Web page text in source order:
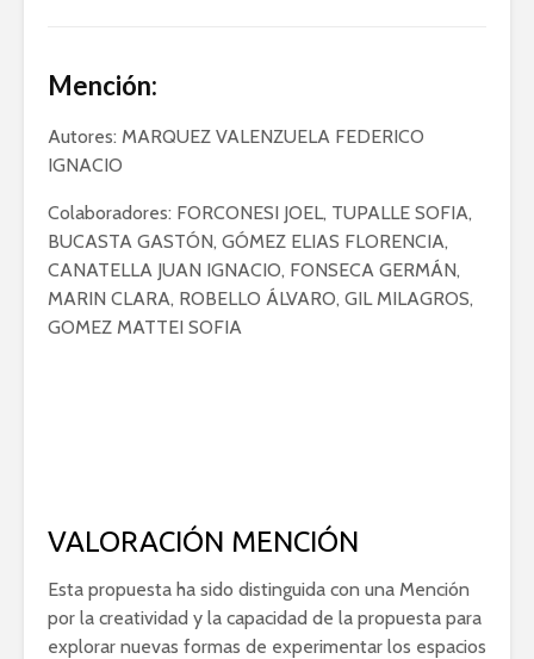
Mención:
Autores: MARQUEZ VALENZUELA FEDERICO
IGNACIO
Colaboradores: FORCONESI JOEL, TUPALLE SOFIA,
BUCASTA GASTÓN, GÓMEZ ELIAS FLORENCIA,
CANATELLA JUAN IGNACIO, FONSECA GERMÁN,
MARIN CLARA, ROBELLO ÁLVARO, GIL MILAGROS,
GOMEZ MATTEI SOFIA
VALORACIÓN MENCIÓN
Esta propuesta ha sido distinguida con una Mención
por la creatividad y la capacidad de la propuesta para
explorar nuevas formas de experimentar los espacios